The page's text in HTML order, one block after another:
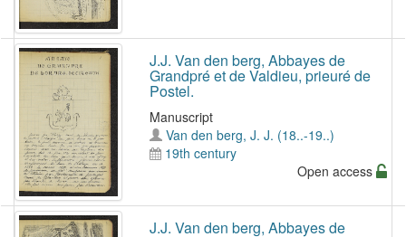
J.J. Van den berg, Abbayes de
Grandpré et de Valdieu, prieuré de
Postel.
Manuscript
Van den berg, J. J. (18..-19..)
19th century
Open access
J.J. Van den berg, Abbayes de